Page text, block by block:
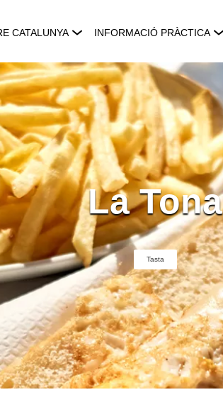
CATALUNYA INFORMACIÓ PRÀCTICA
La Tona
Tasta